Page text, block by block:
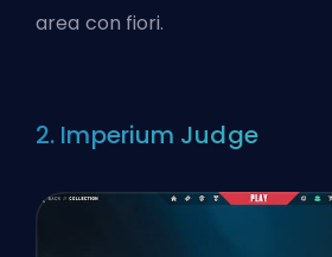
area con fiori.
2. Imperium Judge